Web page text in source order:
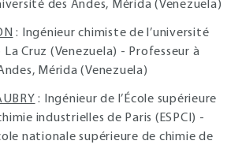
des Andes, Mérida (Venezuela)
: Ingénieur chimiste de l’université
Cruz (Venezuela) - Professeur à
Mérida (Venezuela)
: Ingénieur de l’École supérieure
industrielles de Paris (ESPCI) -
nationale supérieure de chimie de